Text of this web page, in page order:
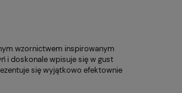
wzornictwem inspirowanym
i doskonale wpisuje się w gust
się wyjątkowo efektownie